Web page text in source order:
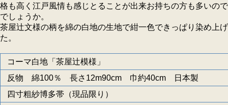
格も高く江戸風情も感じとることが出来お持ちの方も多いの
でしょうか。
茶屋辻文様の柄を綿の白地の生地で紺一色できっぱり染め上
た。
コーマ白地「茶屋辻模様」
反物 綿100％ 長さ12m90cm 巾約40cm 日本製
四寸粗紗博多帯（現品限り）